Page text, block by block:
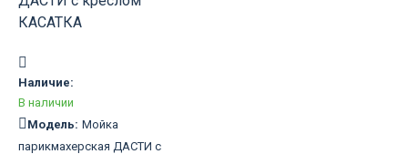
Наличие:
В наличии
Модель: Мойка
парикмахерская ДАСТИ с